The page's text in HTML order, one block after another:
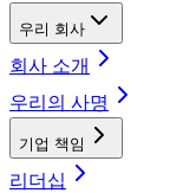
우리 회사
회사 소개
우리의 사명
기업 책임
리더십